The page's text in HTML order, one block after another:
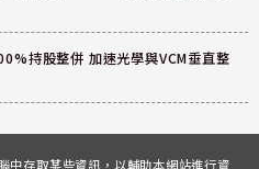
持股整併 加速光學與VCM垂直整
存取某些資訊，以輔助本網站進行資